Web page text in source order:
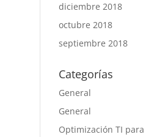
diciembre 2018
octubre 2018
septiembre 2018
Categorías
General
General
Optimización TI para